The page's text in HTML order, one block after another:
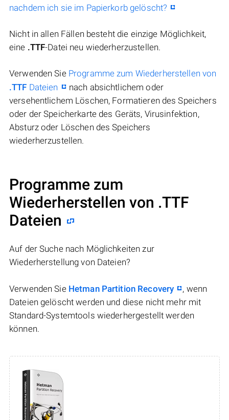
nachdem ich sie im Papierkorb gelöscht?
Nicht in allen Fällen besteht die einzige Möglichkeit,
eine .TTF-Datei neu wiederherzustellen.
Verwenden Sie Programme zum Wiederherstellen von
.TTF Dateien
nach absichtlichem oder
versehentlichem Löschen, Formatieren des Speichers
oder der Speicherkarte des Geräts, Virusinfektion,
Absturz oder Löschen des Speichers
wiederherzustellen.
Programme zum
Wiederherstellen von .TTF
Dateien
Auf der Suche nach Möglichkeiten zur
Wiederherstellung von Dateien?
Verwenden Sie Hetman Partition Recovery
, wenn
Dateien gelöscht werden und diese nicht mehr mit
Standard-Systemtools wiederhergestellt werden
können.